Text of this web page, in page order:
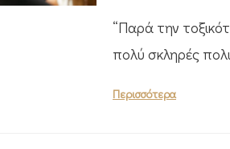
“Παρά την
πολύ σκληρές
Περισσότερα